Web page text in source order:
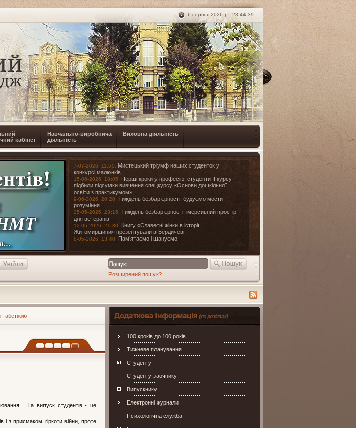
6 серпня 2026 р., 23:44:40
кабінет
Навчально-виробнича
діяльність
Виховна діяльність
7-07-2026, 11:50: Мистецький тріумф наших студенток у
конкурсі малюнків
15-06-2026, 18:05: Перші кроки у професію: студенти II курсу
підбили підсумки вивчення спецкурсу «Основи дошкільної
освіти з практикумом»
9-06-2026, 20:20: Тиждень безбар’єрності: будуємо мости
розуміння
25-05-2026, 23:15: Тиждень безбар’єрності: імерсивний простір
для ветеранів
12-05-2026, 21:30: Книгу «Славетні жінки в історії
Житомирщини» презентували в Бердичеві
8-05-2026, 13:40: Пам’ятаємо і шануємо
Розширений пошук?
100 кроків до 100 років
Тижневе планування
Студенту
Студенту-заочнику
Випускнику
Електронні журнали
Психологічна служба
| абеткою
Та випуск студентів - це
з присмаком гіркоти війни, проте